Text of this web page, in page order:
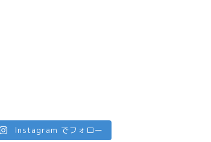
Instagram でフォロー